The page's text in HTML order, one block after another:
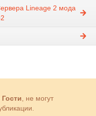
Lineage 2 мода
Гости, не могут